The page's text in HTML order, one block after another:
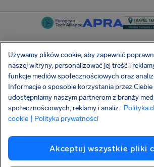
SocialFacebook
SocialTwitter
POBIERZ NASZĄ DARMOWĄ
Polityka prywatności Pliki cookie
Imprint
Atak na łańcuch dostaw Shai-Hulud
Używamy plików cookie, aby zapewnić
naszej witryny, personalizować jej treść i
funkcje mediów społecznościowych oraz
Informacje o sposobie korzystania przez
udostępniamy naszym partnerom z branży
społecznościowych, reklamy i analiz. Polityka
cookie
| Polityka prywatności
Akceptuj wszystkie pliki